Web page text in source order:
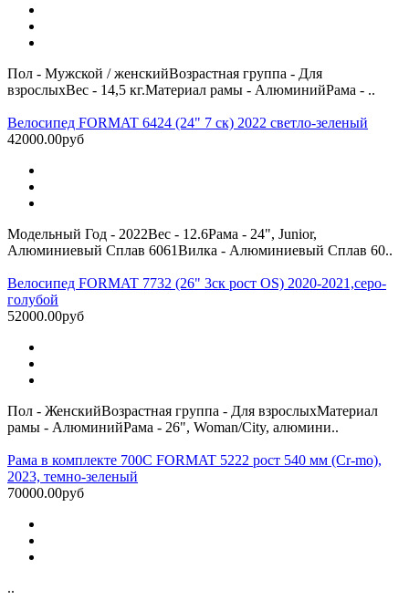
Пол - Мужской / женскийВозрастная группа - Для
взрослыхВес - 14,5 кг.Материал рамы - АлюминийРама - ..
Велосипед FORMAT 6424 (24" 7 ск) 2022 светло-зеленый
42000.00руб
Модельный Год - 2022Вес - 12.6Рама - 24", Junior,
Алюминиевый Сплав 6061Вилка - Алюминиевый Сплав 60..
Велосипед FORMAT 7732 (26" 3ск рост OS) 2020-2021,серо-
голубой
52000.00руб
Пол - ЖенскийВозрастная группа - Для взрослыхМатериал
рамы - АлюминийРама - 26", Woman/City, алюмини..
Рама в комплекте 700C FORMAT 5222 рост 540 мм (Cr-mo),
2023, темно-зеленый
70000.00руб
..